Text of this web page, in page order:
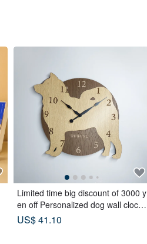
Limited time big discount of 3000 y
en off Personalized dog wall clock
with a protruding edge, Shiba Inu,
beige, silent clock
US$ 41.10